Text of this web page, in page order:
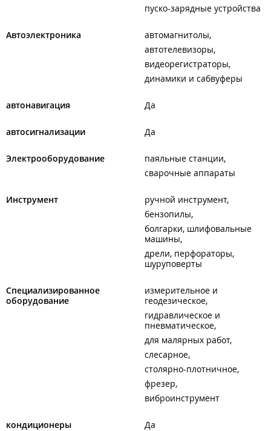
пуско-зарядные устройства
Автоэлектроника
автомагнитолы
автотелевизоры
видеорегистраторы
динамики и сабвуферы
автонавигация Да
автосигнализации Да
Электрооборудование
паяльные станции
сварочные аппараты
Инструмент
ручной инструмент
бензопилы
болгарки, шлифовальные
машины
дрели, перфораторы,
шуруповерты
Специализированное
оборудование
измерительное и
геодезическое
гидравлическое и
пневматическое
для малярных работ
слесарное
столярно-плотничное
фрезер
виброинструмент
кондиционеры Да